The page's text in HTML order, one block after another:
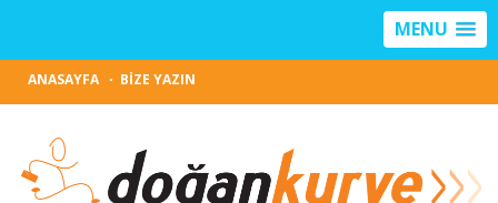
MENU
ANASAYFA BİZE YAZIN